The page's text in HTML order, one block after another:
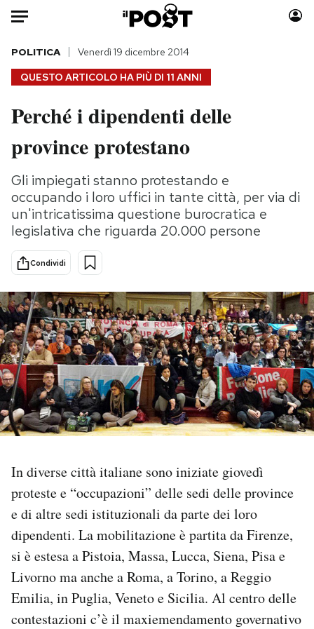
Auto
HOME
Italia
Politica
Tecnologia
Internet
Scienza
Cultura
Economia
Moda
Consumismi
Storie/Idee
Ok Boomer!
Media
Europa
PODCAST
NEWSLETTER
I MIEI PREFERITI
SHOP
AREA PERSONALE
Area Personale
Newsletter
QUESTO ARTICOLO HA PIÙ DI 11 ANNI
POLITICA Venerdì 19 dicembre 2014
Perché i dipendenti delle
province protestano
Gli impiegati stanno protestando e
occupando i loro uffici in tante città, per via di
un'intricatissima questione burocratica e
legislativa che riguarda 20.000 persone
Condividi
In diverse città italiane sono iniziate giovedì
proteste e “occupazioni” delle sedi delle province
e di altre sedi istituzionali da parte dei loro
dipendenti. La mobilitazione è partita da Firenze,
si è estesa a Pistoia, Massa, Lucca, Siena, Pisa e
Livorno ma anche a Roma, a Torino, a Reggio
Emilia, in Puglia, Veneto e Sicilia. Al centro delle
contestazioni c’è il maxiemendamento governativo